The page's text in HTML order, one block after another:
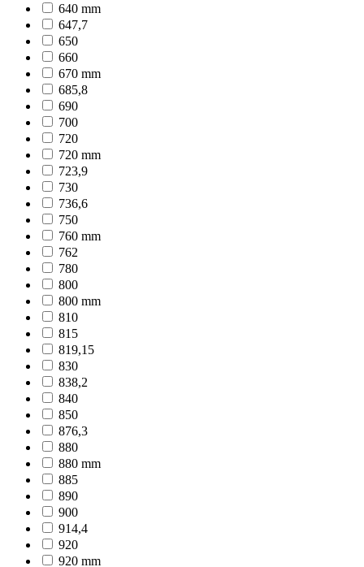
640 mm
647,7
650
660
670 mm
685,8
690
700
720
720 mm
723,9
730
736,6
750
760 mm
762
780
800
800 mm
810
815
819,15
830
838,2
840
850
876,3
880
880 mm
885
890
900
914,4
920
920 mm